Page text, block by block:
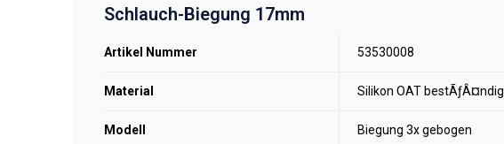
Schlauch-Biegung 17mm
Artikel Nummer 53530008
Material Silikon OAT bestÃƒÂ¤ndig
Modell Biegung 3x gebogen